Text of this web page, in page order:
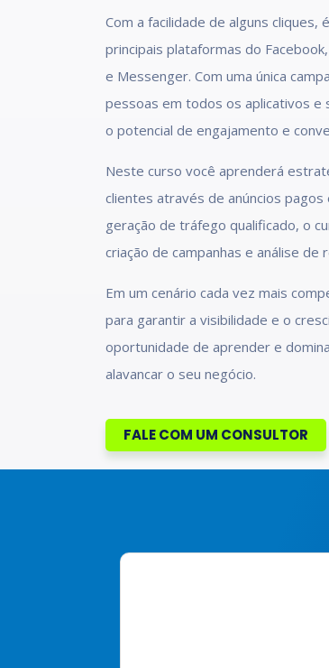
Com a facilidade de alguns cliques,
principais plataformas do
e Messenger. Com uma única
pessoas em todos os aplicativos e
o potencial de engajamento e
Neste curso você aprenderá
clientes através de anúncios
geração de tráfego qualificado, o
criação de campanhas e análise de
Em um cenário cada vez mais
para garantir a visibilidade e o
oportunidade de aprender e
alavancar o seu negócio.
FALE COM UM CONSULTOR